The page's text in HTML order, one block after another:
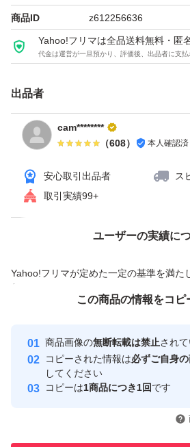
商品ID z612256636
Yahoo!フリマは全品送料無料・匿
代金は運営が一旦預かり、評価後、出品者に支
出品者
cam********
（608） 本人確認済
安心取引出品者
ス
取引実績99+
ユーザーの実績に
Yahoo!フリマが定めた一定の基準を満た
付与しています
安心取引出品者
心・安全
取引実績
引を完
価格の相談
この商品の情報をコピ
商品画像の無断転載は禁止され
コピーされた情報は必ずご自身
してください
コピーは1商品につき1回です
この商品をみている人にオススメ